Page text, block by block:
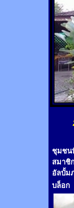
ชุมชน
สมาชิ
อัลบั้ม
บล็อก